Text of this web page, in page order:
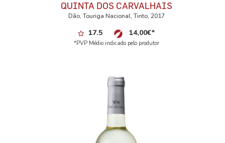
QUINTA DOS CARVALHAIS
Dão, Touriga Nacional, Tinto, 2017
17.5 14,00€*
*PVP Médio indicado pelo produtor